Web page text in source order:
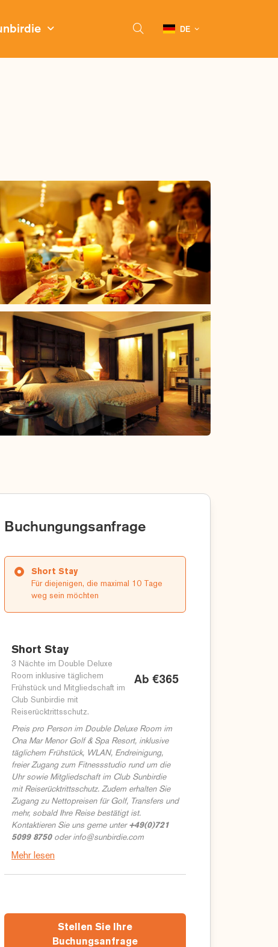
DE
Buchungungsanfrage
Short Stay
Für diejenigen, die maximal 10 Tage
weg sein möchten
Short Stay
3 Nächte im Double Deluxe
Room inklusive täglichem
Frühstück und Mitgliedschaft im
Club Sunbirdie mit
Reiserücktrittsschutz.
Ab €365
Preis pro Person im Double Deluxe Room im
Ona Mar Menor Golf & Spa Resort, inklusive
täglichem Frühstück, WLAN, Endreinigung,
freier Zugang zum Fitnessstudio rund um die
Uhr sowie Mitgliedschaft im Club Sunbirdie
mit Reiserücktrittsschutz. Zudem erhalten Sie
Zugang zu Nettopreisen für Golf, Transfers und
mehr, sobald Ihre Reise bestätigt ist.
Kontaktieren Sie uns gerne unter +49(0)721
5099 8750oder info@sunbirdie.com
Mehr lesen
Stellen Sie Ihre
Buchungsanfrage